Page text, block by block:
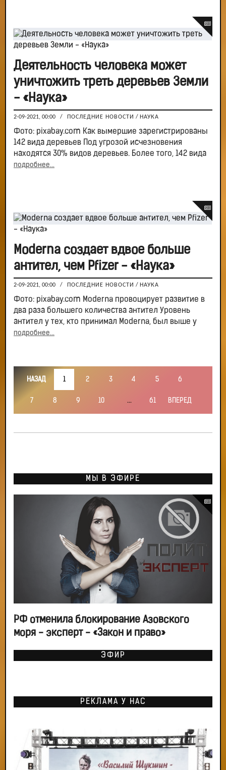
Деятельность человека может
уничтожить треть деревьев Земли
- «Наука»
2-09-2021, 00:00 / ПОСЛЕДНИЕ НОВОСТИ / НАУКА
Фото: pixabay.com Как вымершие зарегистрированы
142 вида деревьев Под угрозой исчезновения
находятся 30% видов деревьев. Более того, 142 вида
подробнее...
Moderna создает вдвое больше
антител, чем Pfizer - «Наука»
2-09-2021, 00:00 / ПОСЛЕДНИЕ НОВОСТИ / НАУКА
Фото: pixabay.com Moderna провоцирует развитие в
два раза большего количества антител Уровень
антител у тех, кто принимал Moderna, был выше у
подробнее...
НАЗАД 1 2 3 4 5 6
7 8 9 10 ... 61 ВПЕРЕД
МЫ В ЭФИРЕ
РФ отменила блокирование Азовского
моря - эксперт - «Закон и право»
ЭФИР
РЕКЛАМА У НАС